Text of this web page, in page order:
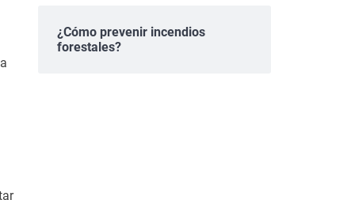
¿Cómo prevenir incendios
forestales?